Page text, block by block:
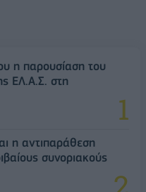
η παρουσίαση του
ΕΛ.Α.Σ. στη
η αντιπαράθεση
συνοριακούς